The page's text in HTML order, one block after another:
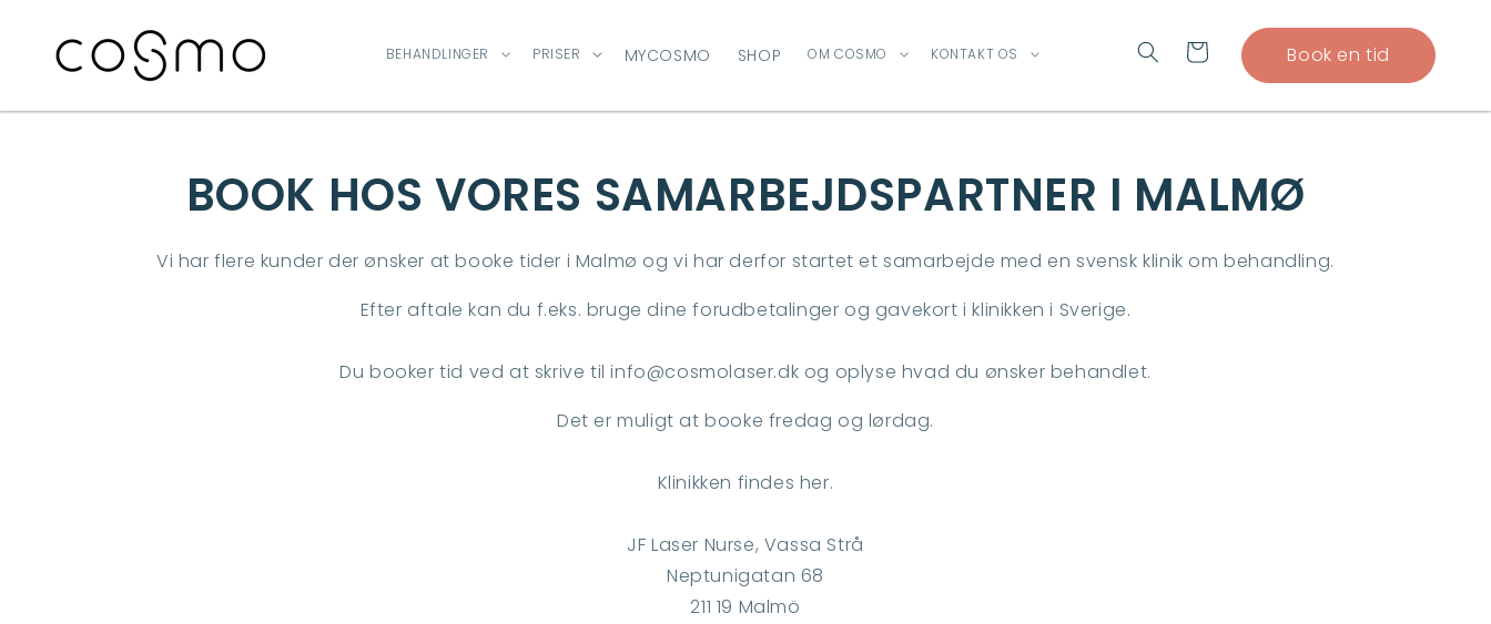
INDHOLD
BEHANDLINGER PRISER MYCOSMO SHOP OM COSMO KONTAKT OS Indkøbskurv Book en tid
BOOK HOS VORES SAMARBEJDSPARTNER I MALMØ
Vi har flere kunder der ønsker at booke tider i Malmø og vi har derfor startet et samarbejde med en svensk klinik om behandling.
Efter aftale kan du f.eks. bruge dine forudbetalinger og gavekort i klinikken i Sverige.
Du booker tid ved at skrive til info@cosmolaser.dk og oplyse hvad du ønsker behandlet.
Det er muligt at booke fredag og lørdag.
Klinikken findes her.
JF Laser Nurse, Vassa Strå
Neptunigatan 68
211 19 Malmö